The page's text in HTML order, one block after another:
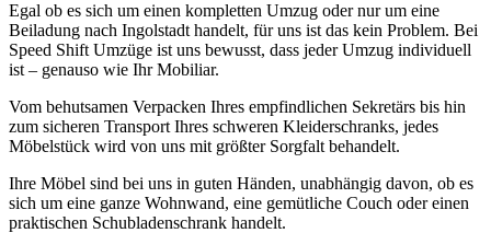
Egal ob es sich um einen kompletten Umzug oder nur um eine
Beiladung nach Ingolstadt handelt, für uns ist das kein Problem. Bei
Speed Shift Umzüge ist uns bewusst, dass jeder Umzug individuell
ist – genauso wie Ihr Mobiliar.
Vom behutsamen Verpacken Ihres empfindlichen Sekretärs bis hin
zum sicheren Transport Ihres schweren Kleiderschranks, jedes
Möbelstück wird von uns mit größter Sorgfalt behandelt.
Ihre Möbel sind bei uns in guten Händen, unabhängig davon, ob es
sich um eine ganze Wohnwand, eine gemütliche Couch oder einen
praktischen Schubladenschrank handelt.